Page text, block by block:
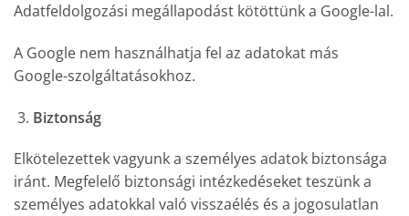
Adatfeldolgozási megállapodást kötöttünk a Google-lal.
A Google nem használhatja fel az adatokat más
Google-szolgáltatásokhoz.
Biztonság
Elkötelezettek vagyunk a személyes adatok biztonsága
iránt. Megfelelő biztonsági intézkedéseket teszünk a
személyes adatokkal való visszaélés és a jogosulatlan